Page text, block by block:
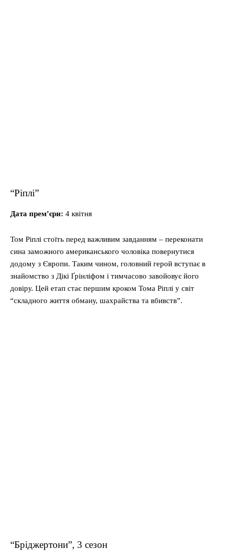
“Ріплі”
Дата прем’єри: 4 квітня
Том Ріплі стоїть перед важливим завданням – переконати
сина заможного американського чоловіка повернутися
додому з Європи. Таким чином, головний герой вступає в
знайомство з Дікі Ґрінліфом і тимчасово завойовує його
довіру. Цей етап стає першим кроком Тома Ріплі у світ
“складного життя обману, шахрайства та вбивств”.
“Бріджертони”, 3 сезон